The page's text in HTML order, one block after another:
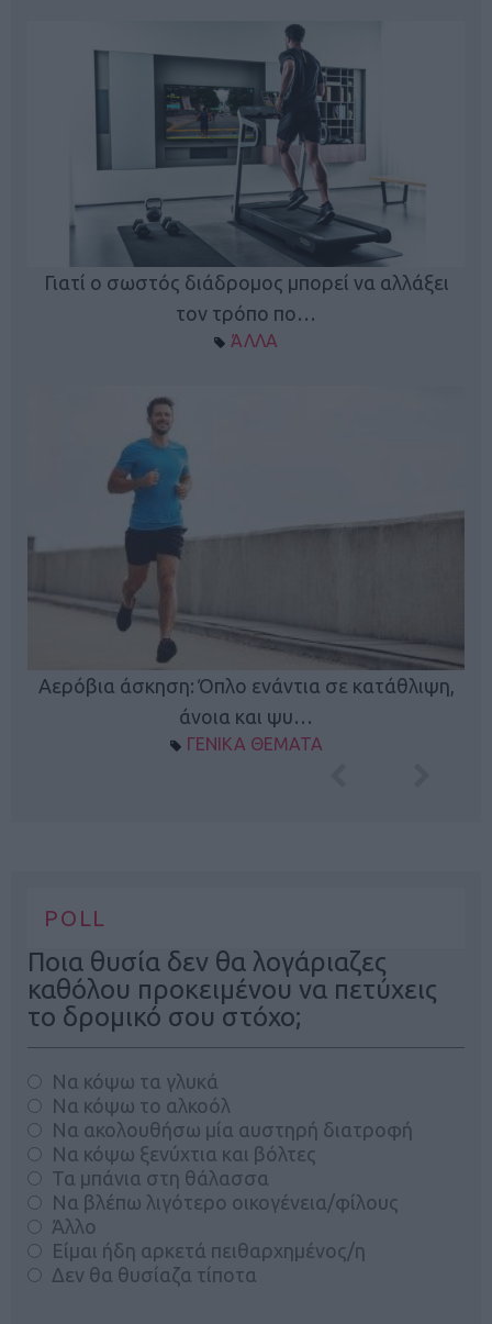
Γιατί ο σωστός διάδρομος μπορεί να αλλάξει
τον τρόπο πο…
ΆΛΛΑ
Αερόβια άσκηση: Όπλο ενάντια σε κατάθλιψη,
άνοια και ψυ…
ΓΕΝΙΚΑ ΘΕΜΑΤΑ
POLL
Ποια θυσία δεν θα λογάριαζες
καθόλου προκειμένου να πετύχεις
το δρομικό σου στόχο;
Να κόψω τα γλυκά
Να κόψω το αλκοόλ
Να ακολουθήσω μία αυστηρή διατροφή
Να κόψω ξενύχτια και βόλτες
Τα μπάνια στη θάλασσα
Να βλέπω λιγότερο οικογένεια/φίλους
Άλλο
Είμαι ήδη αρκετά πειθαρχημένος/η
Δεν θα θυσίαζα τίποτα